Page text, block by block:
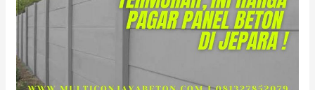
Beton
2026